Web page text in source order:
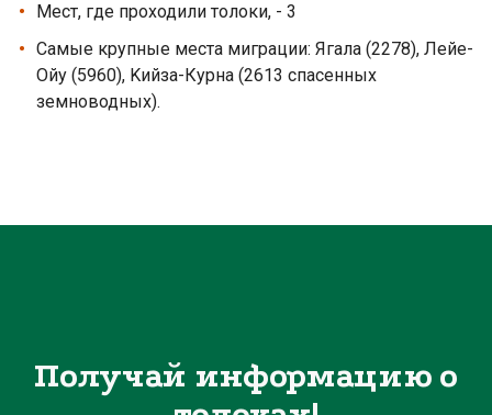
Мест, где проходили толоки, - 3
Самые крупные места миграции: Ягала (2278), Лейе-
Ойу (5960), Kийза-Курна (2613 спасенных
земноводных).
Получай информацию о